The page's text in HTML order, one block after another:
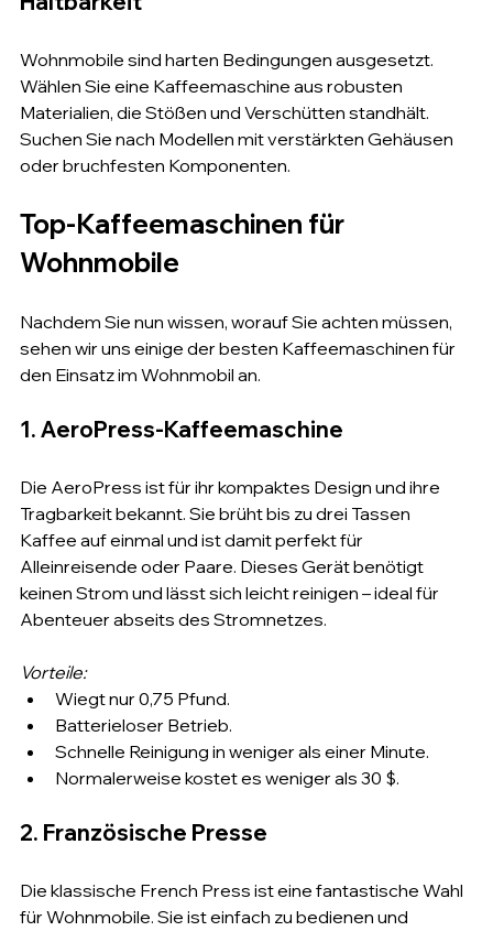
Wohnmobile sind harten Bedingungen ausgesetzt.
Wählen Sie eine Kaffeemaschine aus robusten
Materialien, die Stößen und Verschütten standhält.
Suchen Sie nach Modellen mit verstärkten Gehäusen
oder bruchfesten Komponenten.
Top-Kaffeemaschinen für
Wohnmobile
Nachdem Sie nun wissen, worauf Sie achten müssen,
sehen wir uns einige der besten Kaffeemaschinen für
den Einsatz im Wohnmobil an.
1. AeroPress-Kaffeemaschine
Die AeroPress ist für ihr kompaktes Design und ihre
Tragbarkeit bekannt. Sie brüht bis zu drei Tassen
Kaffee auf einmal und ist damit perfekt für
Alleinreisende oder Paare. Dieses Gerät benötigt
keinen Strom und lässt sich leicht reinigen – ideal für
Abenteuer abseits des Stromnetzes.
Vorteile:
Wiegt nur 0,75 Pfund.
Batterieloser Betrieb.
Schnelle Reinigung in weniger als einer Minute.
Normalerweise kostet es weniger als 30 $.
2. Französische Presse
Die klassische French Press ist eine fantastische Wahl
für Wohnmobile. Sie ist einfach zu bedienen und